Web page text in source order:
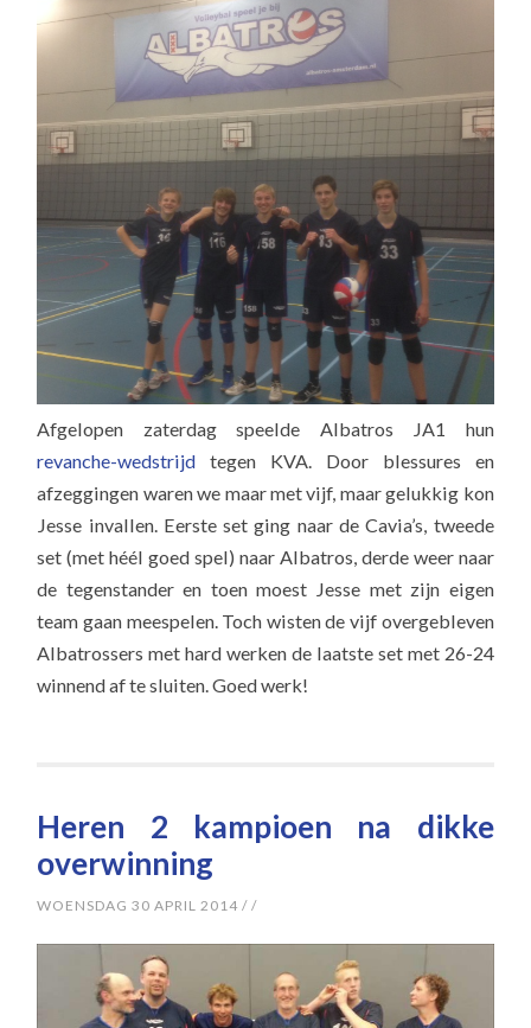
Afgelopen zaterdag speelde Albatros JA1 hun
revanche-wedstrijd tegen KVA. Door blessures en
afzeggingen waren we maar met vijf, maar gelukkig kon
Jesse invallen. Eerste set ging naar de Cavia’s, tweede
set (met héél goed spel) naar Albatros, derde weer naar
de tegenstander en toen moest Jesse met zijn eigen
team gaan meespelen. Toch wisten de vijf overgebleven
Albatrossers met hard werken de laatste set met 26-24
winnend af te sluiten. Goed werk!
Heren 2 kampioen na dikke
overwinning
WOENSDAG 30 APRIL 2014 //